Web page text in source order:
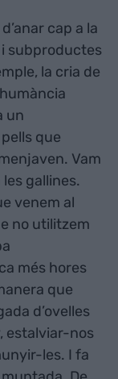
cap a la
subproductes
la cria de
un
que
Vam
gallines.
venem al
no utilitzem
més hores
que
d’ovelles
estalviar-nos
les. I fa